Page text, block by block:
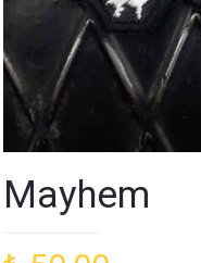
Mayhem